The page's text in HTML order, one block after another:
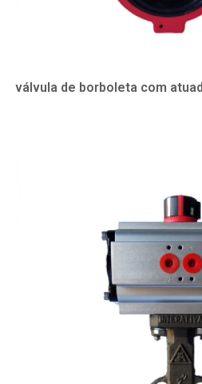
válvula de borboleta com